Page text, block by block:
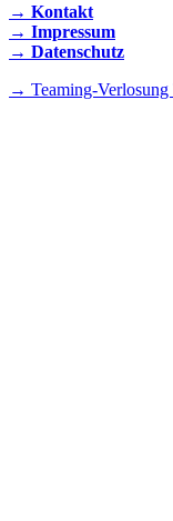
→ Kontakt
→ Impressum
→ Datenschutz
→ Teaming-Verlosung